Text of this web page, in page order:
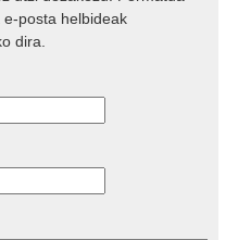
posta helbideak
dira.